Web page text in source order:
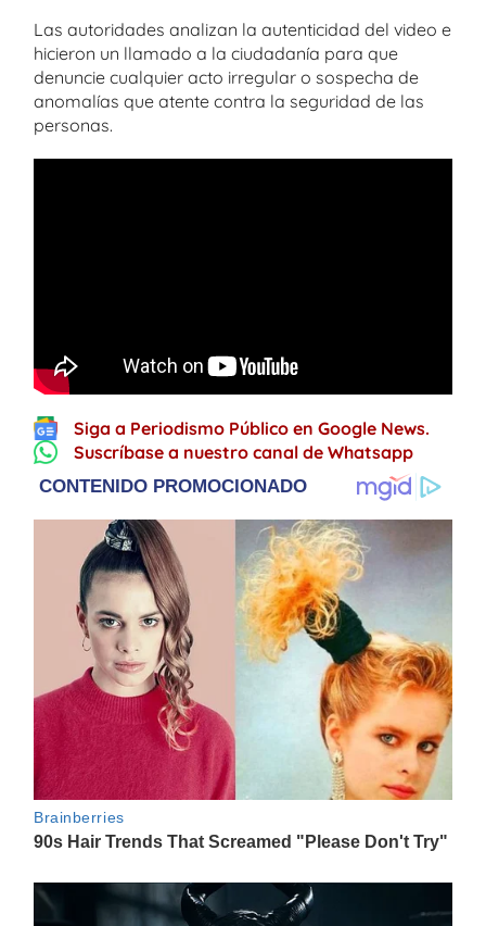
Las autoridades analizan la autenticidad del video e
hicieron un llamado a la ciudadanía para que
denuncie cualquier acto irregular o sospecha de
anomalías que atente contra la seguridad de las
personas.
Siga a Periodismo Público en Google News.
Suscríbase a nuestro canal de Whatsapp